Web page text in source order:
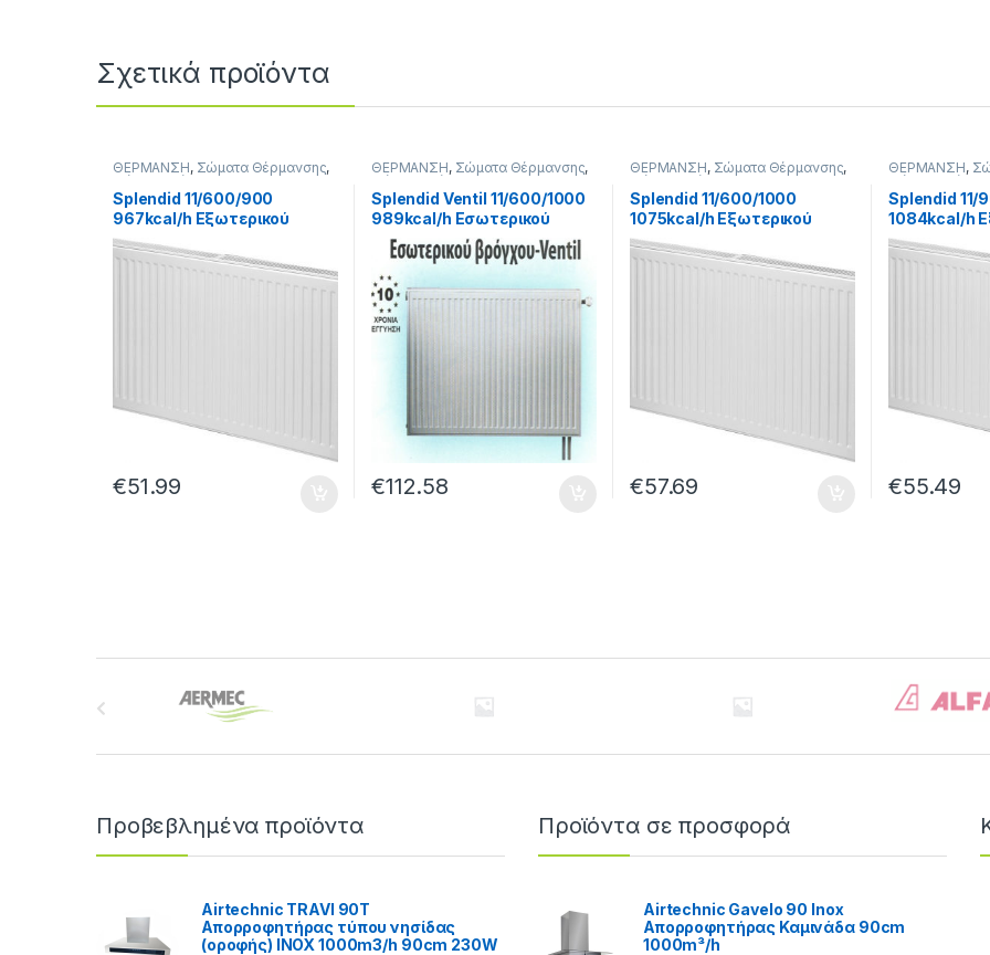
Σχετικά προϊόντα
ΘΕΡΜΑΝΣΗ, Σώματα Θέρμανσης,
Σώματα Θέρμανσης Panel
Εξωτερικού Βρόγχου,11-
Μονόστηλα
Splendid 11/600/900
967kcal/h Εξωτερικού
Βρόγχου
€51.99
ΘΕΡΜΑΝΣΗ, Σώματα Θέρμανσης,
Σώματα Θέρμανσης Panel
Ventil -
Εσωτερικού Βρόγχου
Splendid Ventil 11/600/1000
989kcal/h Εσωτερικού
Βρόγχου
€112.58
ΘΕΡΜΑΝΣΗ, Σώματα Θέρμανσης,
Σώματα Θέρμανσης Panel
Εξωτερικού Βρόγχου,11-
Μονόστηλα
Splendid 11/600/1000
1075kcal/h Εξωτερικού
Βρόγχου
€57.69
ΘΕΡΜΑΝΣΗ,
Σώματα
Εξωτερικού
Μονόστηλα
Splendid 11/
1084kcal/h
Βρόγχου
€55.49
Προβεβλημένα προϊόντα
Airtechnic TRAVI 90T
Απορροφητήρας τύπου νησίδας
(οροφής) INOX 1000m3/h 90cm 230W
Προϊόντα σε προσφορά
Airtechnic Gavelo 90 Inox
Απορροφητήρας Καμινάδα 90cm
1000m³/h